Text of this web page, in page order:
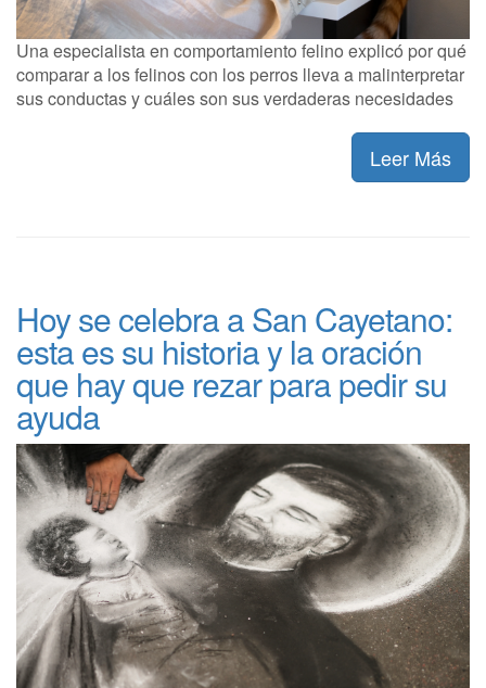
Una especialista en comportamiento felino explicó por qué
comparar a los felinos con los perros lleva a malinterpretar
sus conductas y cuáles son sus verdaderas necesidades
Leer Más
Hoy se celebra a San Cayetano:
esta es su historia y la oración
que hay que rezar para pedir su
ayuda